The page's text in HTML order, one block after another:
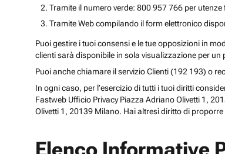
Tramite il numero verde: 800 957 766 per
Tramite Web compilando il form elettronico
Puoi gestire i tuoi consensi e le tue opposizioni in
clienti sarà disponibile in sola visualizzazione per
Puoi anche chiamare il servizio Clienti (192 193) o
In ogni caso, per l’esercizio di tutti i tuoi diritti
Fastweb Ufficio Privacy Piazza Adriano Olivetti 1,
Olivetti 1, 20139 Milano. Hai altresì diritto di